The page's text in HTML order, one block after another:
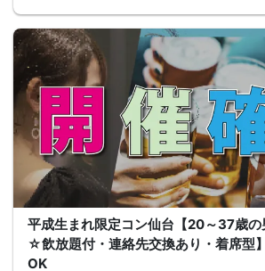
平成生まれ限定コン仙台【20～37歳の
☆飲放題付・連絡先交換あり・着席型
OK